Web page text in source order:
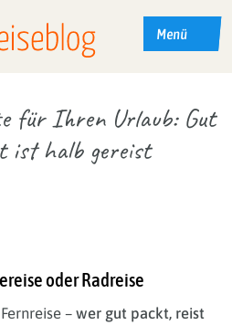
Menü
für Ihren Urlaub: Gut
ist halb gereist
oder Radreise
– wer gut packt, reist